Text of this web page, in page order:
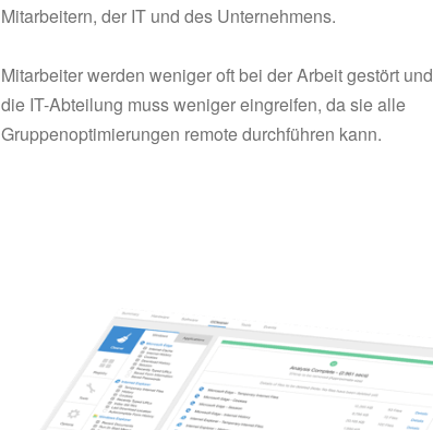
Mitarbeitern, der IT und des Unternehmens.
Mitarbeiter werden weniger oft bei der Arbeit gestört und
die IT-Abteilung muss weniger eingreifen, da sie alle
Gruppenoptimierungen remote durchführen kann.